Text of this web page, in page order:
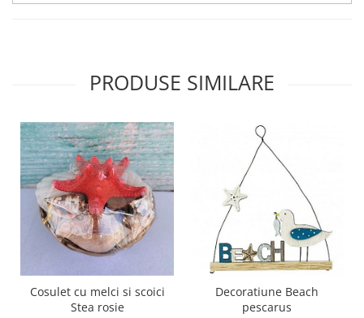
PRODUSE SIMILARE
Cosulet cu melci si scoici
Stea rosie
Decoratiune Beach
pescarus